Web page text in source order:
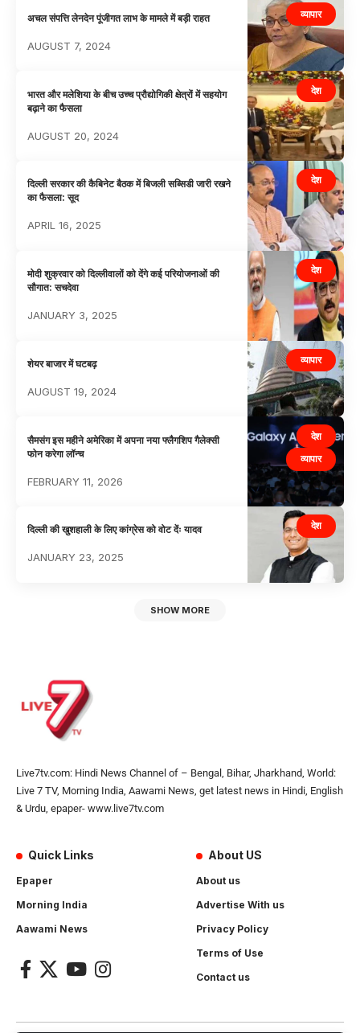
व्यापार
अचल संपत्ति लेनदेन पूंजीगत लाभ के मामले में बड़ी राहत
AUGUST 7, 2024
देश
भारत और मलेशिया के बीच उच्च प्रौद्योगिकी क्षेत्रों में सहयोग
बढ़ाने का फैसला
AUGUST 20, 2024
देश
दिल्ली सरकार की कैबिनेट बैठक में बिजली सब्सिडी जारी रखने
का फैसला: सूद
APRIL 16, 2025
देश
मोदी शुक्रवार को दिल्लीवालों को देंगे कई परियोजनाओं की
सौगात: सचदेवा
JANUARY 3, 2025
व्यापार
शेयर बाजार में घटबढ़
AUGUST 19, 2024
देश
व्यापार
सैमसंग इस महीने अमेरिका में अपना नया फ्लैगशिप गैलेक्सी
फोन करेगा लॉन्च
FEBRUARY 11, 2026
देश
दिल्ली की खुशहाली के लिए कांग्रेस को वोट देंः यादव
JANUARY 23, 2025
SHOW MORE
Live7tv.com: Hindi News Channel of – Bengal, Bihar, Jharkhand, World:
Live 7 TV, Morning India, Aawami News, get latest news in Hindi, English
& Urdu, epaper- www.live7tv.com
Quick Links
Epaper
Morning India
Aawami News
About US
About us
Advertise With us
Privacy Policy
Terms of Use
Contact us